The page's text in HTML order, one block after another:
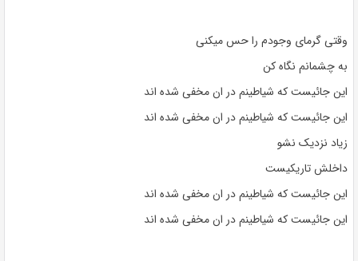
وقتی گرمای وجودم را حس میکنی
به چشمانم نگاه کن
این جائیست که شیاطینم در ان مخفی شده اند
این جائیست که شیاطینم در ان مخفی شده اند
زیاد نزدیک نشو
داخلش تاریکیست
این جائیست که شیاطینم در ان مخفی شده اند
این جائیست که شیاطینم در ان مخفی شده اند